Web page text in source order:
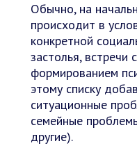
Обычно, на
происходит в
конкретной
застолья, встречи
формированием
этому списку
ситуационные
семейные
другие).